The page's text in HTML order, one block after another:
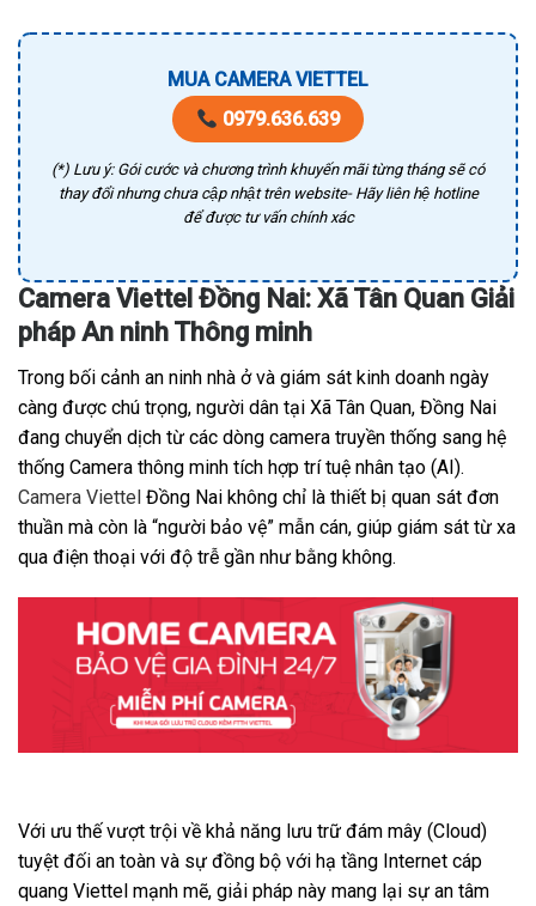
MUA CAMERA VIETTEL
0979.636.639
(*) Lưu ý: Gói cước và chương trình khuyến mãi từng tháng sẽ có
thay đổi nhưng chưa cập nhật trên website- Hãy liên hệ hotline
để được tư vấn chính xác
Camera Viettel Đồng Nai: Xã Tân Quan Giải
pháp An ninh Thông minh
Trong bối cảnh an ninh nhà ở và giám sát kinh doanh ngày
càng được chú trọng, người dân tại Xã Tân Quan, Đồng Nai
đang chuyển dịch từ các dòng camera truyền thống sang hệ
thống Camera thông minh tích hợp trí tuệ nhân tạo (AI).
Camera Viettel Đồng Nai không chỉ là thiết bị quan sát đơn
thuần mà còn là “người bảo vệ” mẫn cán, giúp giám sát từ xa
qua điện thoại với độ trễ gần như bằng không.
Với ưu thế vượt trội về khả năng lưu trữ đám mây (Cloud)
tuyệt đối an toàn và sự đồng bộ với hạ tầng Internet cáp
quang Viettel mạnh mẽ, giải pháp này mang lại sự an tâm